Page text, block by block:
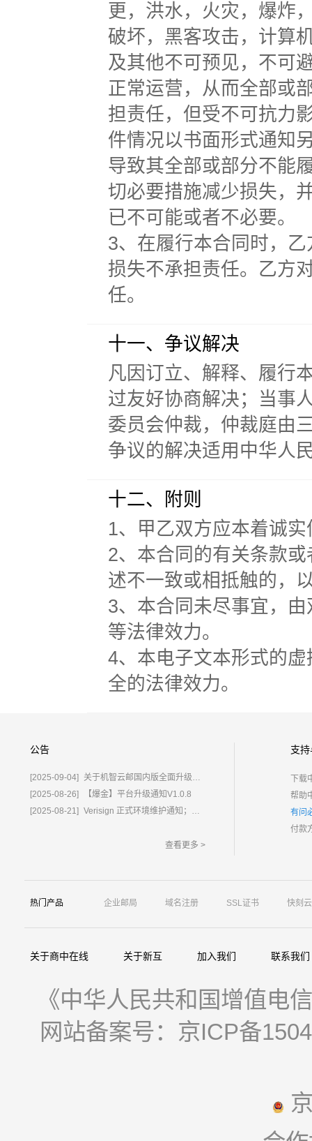
更，洪水，火灾，爆炸
破坏，黑客攻击，计算
及其他不可预见，不可
正常运营，从而全部或
担责任，但受不可抗力
件情况以书面形式通知
导致其全部或部分不能
切必要措施减少损失，
已不可能或者不必要。
3、在履行本合同时，
损失不承担责任。乙方
任。
十一、争议解决
凡因订立、解释、履行
过友好协商解决；当事
委员会仲裁，仲裁庭由
争议的解决适用中华人
十二、附则
1、甲乙双方应本着诚
2、本合同的有关条款
述不一致或相抵触的，
3、本合同未尽事宜，
等法律效力。
4、本电子文本形式的
全的法律效力。
公告
[2025-09-04]
关于机智云邮国内版全面升级为%E2%80%9C鲸炫邮%E2%80%9D的通知
[2025-08-26]
【爆金】平台升级通知V1.0.8
[2025-08-21] Verisign 正式环境维护通知；含域名.com/.net
查看更多 >
支
下载
帮助
有问
付款
热门产品 企业邮局 域名注册 SSL证书 快刻云
关于商中在线 关于新互 加入我们 联系我们
《中华人民共和国增值电
网站备案号：京ICP备